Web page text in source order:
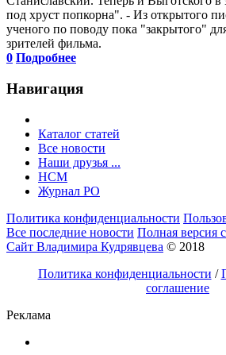
под хруст попкорна". - Из открытого
ученого по поводу пока "закрытого"
зрителей фильма.
0 Подробнее
Навигация
Каталог статей
Все новости
Наши друзья ...
HCM
Журнал РО
Политика конфиденциальности
Все последние новости Полная версия
Сайт Владимира Кудрявцева © 2018
Политика конфиденциальности /
соглашение
Реклама